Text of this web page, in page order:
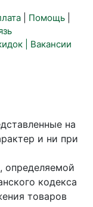
Помощь
| Вакансии
на
и ни при
определяемой
кодекса
товаров